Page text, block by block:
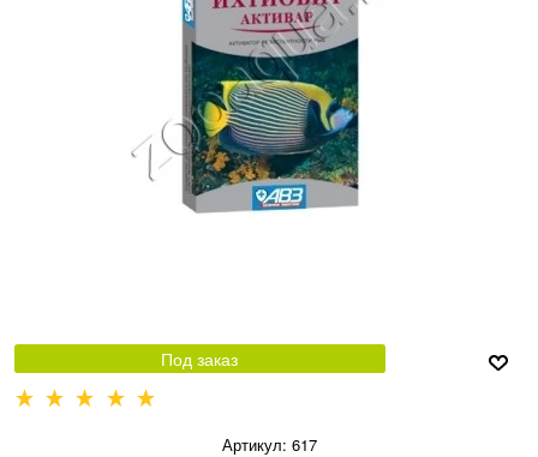
Под заказ
Артикул: 617